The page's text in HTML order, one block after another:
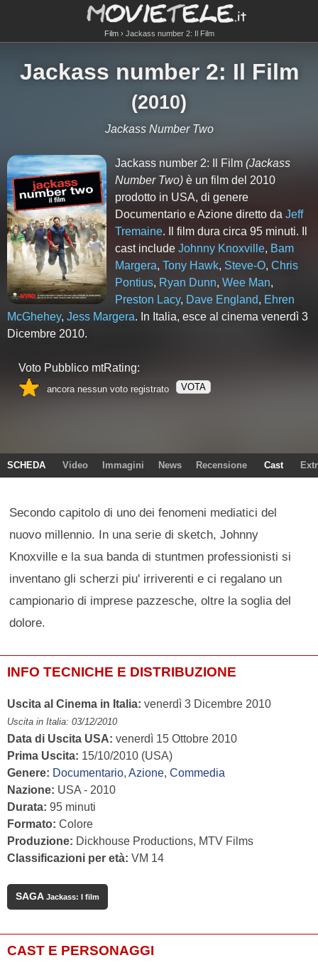
Film Jackass number 2: Il Film
Jackass number 2: Il Film
(2010)
Jackass Number Two
Jackass number 2: Il Film(Jackass
Number Two) è un film del 2010
prodotto in USA, di genere
Documentario e Azione diretto daJeff
Tremaine. Il film dura circa95 minuti. Il
cast includeJohnny Knoxville, Bam
Margera,Tony Hawk, Steve-O,Chris
Pontius, Ryan Dunn,Wee Man,
Preston Lacy, Dave England, Ehren
McGhehey, Jess Margera. In Italia, esce al cinema venerdì 3
Dicembre 2010.
Voto Pubblico mtRating:
ancora nessun voto registrato VOTA
SCHEDA Video Immagini News Recensione Cast
Secondo capitolo di uno dei fenomeni mediatici del
nuovo millennio. In una serie di sketch, Johnny
Knoxville e la sua banda di stuntmen professionisti si
inventano gli scherzi piu' irriverenti e ci regalano un
campionario di imprese pazzesche, oltre la soglia del
dolore.
INFO TECNICHE E DISTRIBUZIONE
Uscita al Cinema in Italia: venerdì 3 Dicembre 2010
Uscita in Italia: 03/12/2010
Data di Uscita USA: venerdì 15 Ottobre 2010
Prima Uscita: 15/10/2010 (USA)
Genere: Documentario, Azione, Commedia
Nazione: USA - 2010
Durata: 95 minuti
Formato: Colore
Produzione: Dickhouse Productions, MTV Films
Classificazioni per età: VM 14
SAGA Jackass: I film
CAST E PERSONAGGI